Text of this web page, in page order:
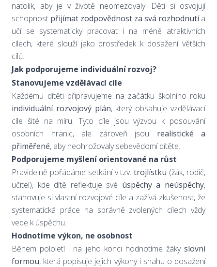
natolik, aby je v životě neomezovaly. Děti si osvojují
schopnost přijímat zodpovědnost za svá rozhodnutía
učí se systematicky pracovat i na méně atraktivních
cílech, které slouží jako prostředek k dosažení větších
cílů.
Jak podporujeme individuální rozvoj?
Stanovujeme vzdělávací cíle
Každému dítěti připravujeme na začátku školního roku
individuální rozvojový plán, který obsahuje vzdělávací
cíle šité na míru. Tyto cíle jsou výzvou k posouvání
osobních hranic, ale zároveň jsou realistické a
přiměřené, aby neohrožovaly sebevědomí dítěte.
Podporujeme myšlení orientované na růst
Pravidelně pořádáme setkání v tzv.trojlístku (žák, rodič,
učitel), kde dítě reflektuje své úspěchy a neúspěchy,
stanovuje si vlastní rozvojové cíle a zažívá zkušenost, že
systematická práce na správně zvolených cílech vždy
vede k úspěchu.
Hodnotíme výkon, ne osobnost
Během pololetí i na jeho konci hodnotíme žáky slovní
formou, která popisuje jejich výkony i snahu o dosažení